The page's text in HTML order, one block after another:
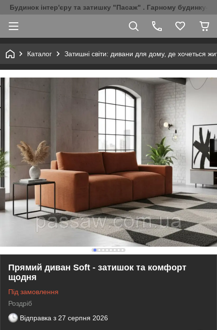
Будинок інтер'єру та затишку "Пасаж" . Гарному будинку-
Каталог Затишні світи: дивани для дому, де хочеться
Прямий диван Soft - затишок та комфорт
щодня
Під замовлення
Роздріб
Відправка з 27 серпня 2026